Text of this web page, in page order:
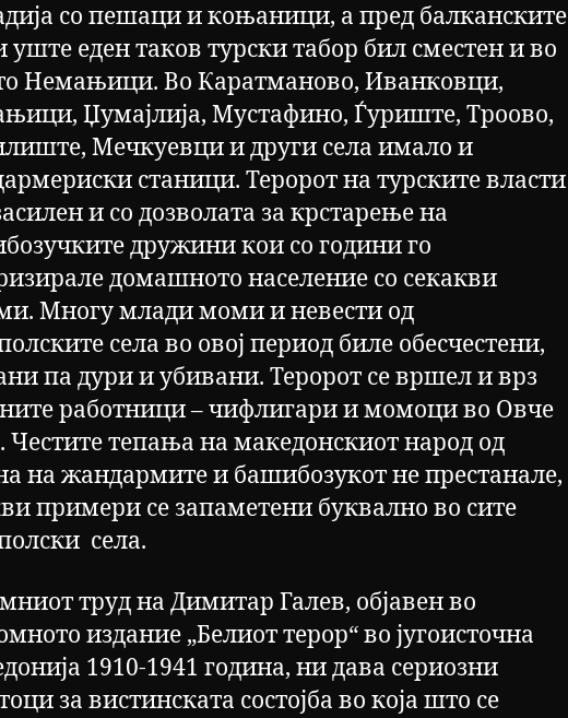
со пешаци и коњаници, а пред балканските
уште еден таков турски табор бил сместен и во
Немањици. Во Каратманово, Иванковци,
Џумајлија, Мустафино, Ѓуриште, Троово,
Мечкуевци и други села имало и
станици. Теророт на турските власти
и со дозволата за крстарење на
дружини кои со години го
домашното население со секакви
Многу млади моми и невести од
села во овој период биле обесчестени,
па дури и убивани. Теророт се вршел и врз
работници – чифлигари и момоци во Овче
Честите тепања на македонскиот народ од
на жандармите и башибозукот не престанале,
примери се запаметени буквално во сите
села.
труд на Димитар Галев, објавен во
издание „Белиот терор“ во југоисточна
1910-1941 година, ни дава сериозни
за вистинската состојба во која што се